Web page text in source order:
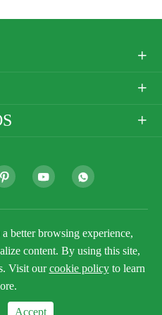



  
Paper Company
reservados.

better browsing experience,
content. By using this site,
Visit ourcookie policyto learn
Accept